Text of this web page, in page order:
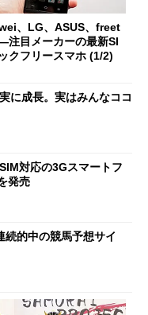
、LG、ASUS、freet
目メーカーの最新SI
クフリースマホ (1/2)
に成長。実はみんなココ
対応の3Gスマートフ
発売
続的中の競馬予想サイ